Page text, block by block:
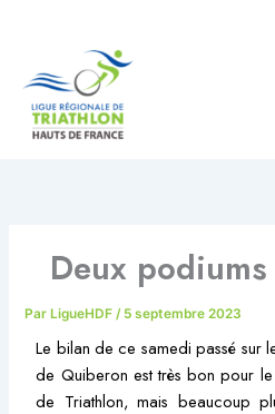
Deux
ParLigueHDF / 5 septembre 2023
Le bilan de ce samedi passé sur
de Quiberon est très bon pour le
de Triathlon, mais beaucoup